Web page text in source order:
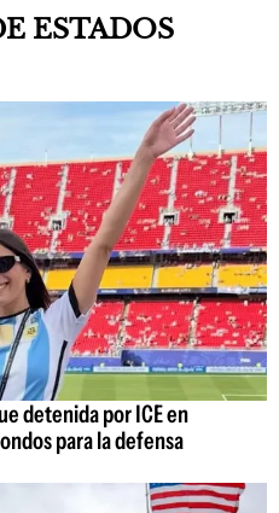
ESTADOS
detenida por ICE en
para la defensa